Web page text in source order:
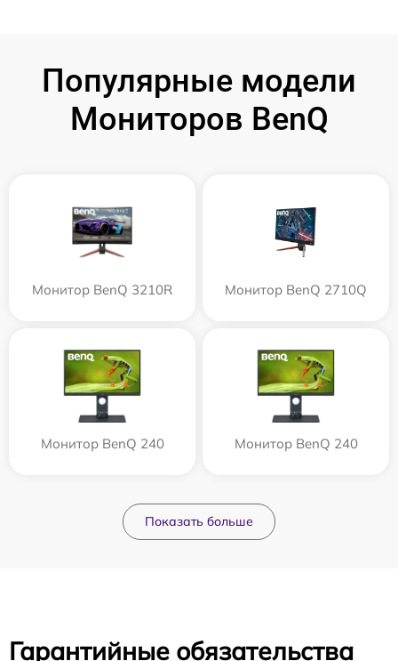
Популярные модели
Мониторов BenQ
Монитор BenQ 3210R Монитор BenQ 2710Q
Монитор BenQ 240 Монитор BenQ 240
Показать больше
Гарантийные обязательства